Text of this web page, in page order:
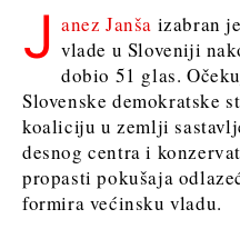
priče
Imenovanja
Poljoprivreda
Industrija
Građevinarstvo
Energetika
Okoliš
Financije
Poljoprivreda
Industrija
Građevinarstvo
Energetika
Financije
FMCG
J anez Janša izabran
vlade u Sloveniji
dobio 51 glas.
Slovenske demokratske
koaliciju u zemlji
desnog centra i
propasti pokušaja
formira većinsku vladu.